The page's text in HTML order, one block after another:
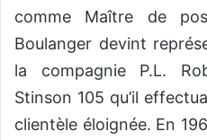
comme Maître de
Boulanger devint
la compagnie P.L.
Stinson 105 qu’il
clientèle éloignée. En